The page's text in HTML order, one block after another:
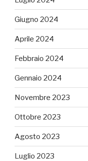
Giugno 2024
Aprile 2024
Febbraio 2024
Gennaio 2024
Novembre 2023
Ottobre 2023
Agosto 2023
Luglio 2023